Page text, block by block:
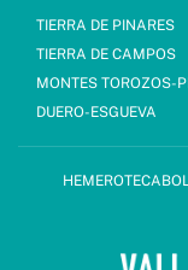
TIERRA DE PINARES
TIERRA DE CAMPOS
MONTES TOROZOS-
DUERO-ESGUEVA
HEMEROTECA